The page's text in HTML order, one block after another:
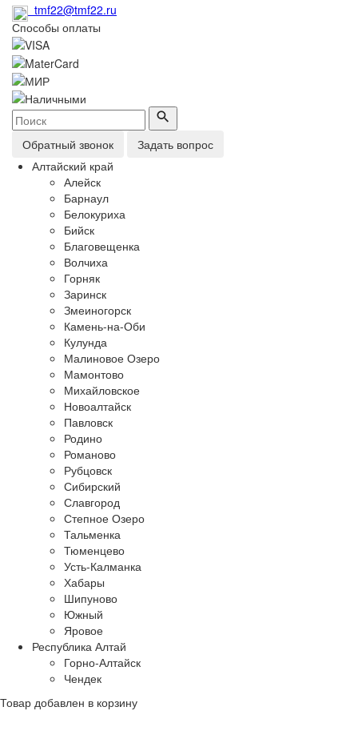
tmf22@tmf22.ru
Способы оплаты
Обратный звонок
Задать вопрос
Алтайский край
Алейск
Барнаул
Белокуриха
Бийск
Благовещенка
Волчиха
Горняк
Заринск
Змеиногорск
Камень-на-Оби
Кулунда
Малиновое Озеро
Мамонтово
Михайловское
Новоалтайск
Павловск
Родино
Романово
Рубцовск
Сибирский
Славгород
Степное Озеро
Тальменка
Тюменцево
Усть-Калманка
Хабары
Шипуново
Южный
Яровое
Республика Алтай
Горно-Алтайск
Чендек
Товар добавлен в корзину